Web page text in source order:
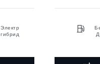
Электр
гибрид